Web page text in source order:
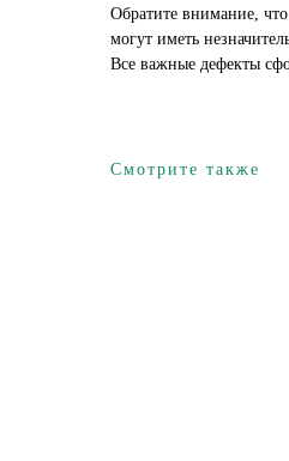
Обратите внимание,
могут иметь
Все важные дефекты
Смотрите также